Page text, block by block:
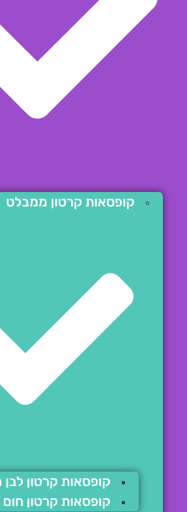
קופסאות קרטון ממבלט
קופסאות קרטון לבן
קופסאות קרטון חום